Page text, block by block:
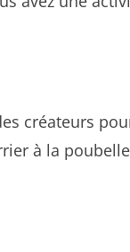
créateurs
à la